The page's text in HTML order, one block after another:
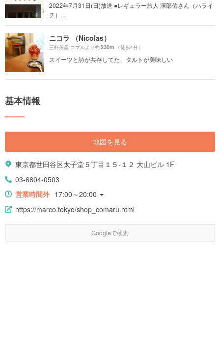
2022年7月31日(日)放送 ●レギュラー旅人 澤部佑さん（ハライ
チ）...
ニコラ （Nicolas）
三軒茶屋 コマルより約230m （徒歩4分）
スイーツと詩が共存してた、タルトが美味しい
基本情報
地図を見る
東京都世田谷区太子堂５丁目１５-１２ 大山ビル 1F
03-6804-0503
営業時間外 17:00～20:00
https://marco.tokyo/shop_comaru.html
Googleで検索